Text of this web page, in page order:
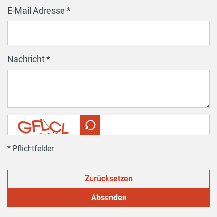
E-Mail Adresse *
Nachricht *
* Pflichtfelder
Zurücksetzen
Absenden